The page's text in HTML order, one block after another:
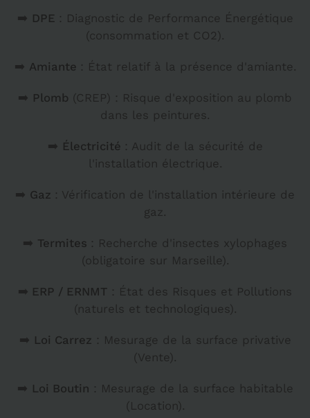
➡️ DPE : Diagnostic de Performance Énergétique
(consommation et CO2).
➡️ Amiante : État relatif à la présence d'amiante.
➡️ Plomb (CREP) : Risque d'exposition au plomb
dans les peintures.
➡️ Électricité : Audit de la sécurité de
l'installation électrique.
➡️ Gaz : Vérification de l'installation intérieure de
gaz.
➡️ Termites : Recherche d'insectes xylophages
(obligatoire sur Marseille).
➡️ ERP / ERNMT : État des Risques et Pollutions
(naturels et technologiques).
➡️ Loi Carrez : Mesurage de la surface privative
(Vente).
➡️ Loi Boutin : Mesurage de la surface habitable
(Location).